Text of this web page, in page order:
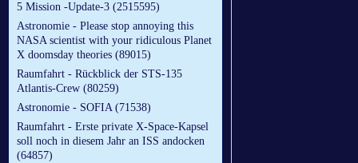
5 Mission -Update-3 (2515595)
Astronomie - Please stop annoying this
NASA scientist with your ridiculous Planet
X doomsday theories (89015)
Raumfahrt - Rückblick der STS-135
Atlantis-Crew (80259)
Astronomie - SOFIA (71538)
Raumfahrt - Erste private X-Space-Kapsel
soll noch in diesem Jahr an ISS andocken
(64857)